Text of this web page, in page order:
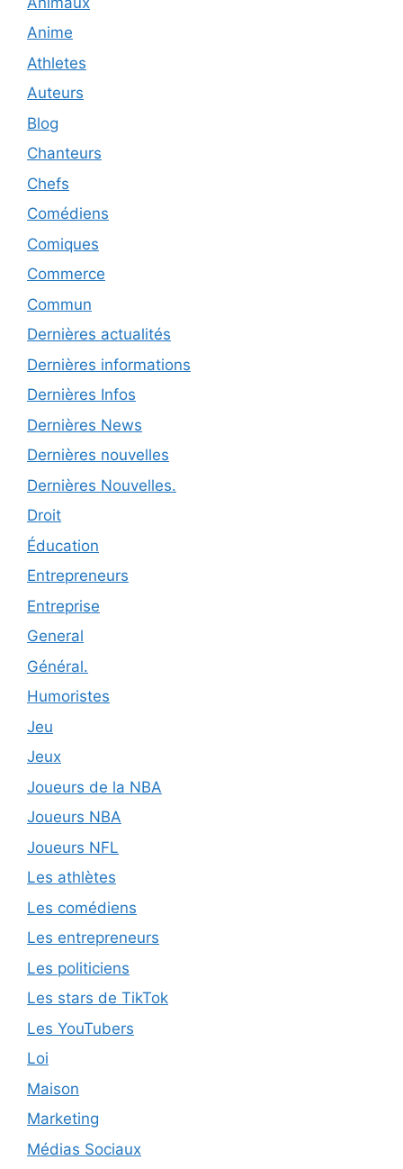
Anime
Athletes
Auteurs
Blog
Chanteurs
Chefs
Comédiens
Comiques
Commerce
Commun
Dernières actualités
Dernières informations
Dernières Infos
Dernières News
Dernières nouvelles
Dernières Nouvelles.
Droit
Éducation
Entrepreneurs
Entreprise
General
Général.
Humoristes
Jeu
Jeux
Joueurs de la NBA
Joueurs NBA
Joueurs NFL
Les athlètes
Les comédiens
Les entrepreneurs
Les politiciens
Les stars de TikTok
Les YouTubers
Loi
Maison
Marketing
Médias Sociaux